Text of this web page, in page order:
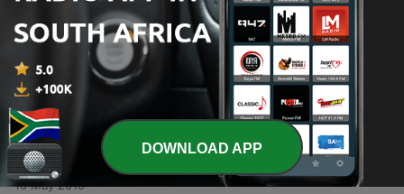
3 - Capitulo # 3 "Mitos"
15 Jun 2019
Capitulo # 2 " El cambio climático"
16 May 2019
1 - Capitulo #1 "Notre Dame"
10 May 2019
DOWNLOAD APP